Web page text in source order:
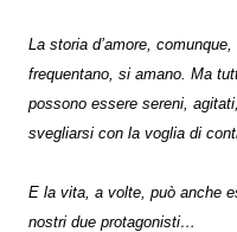
La storia d’amore,
frequentano, si amano. Ma
possono essere sereni,
svegliarsi con la voglia di
E la vita, a volte, può anche
nostri due protagonisti…